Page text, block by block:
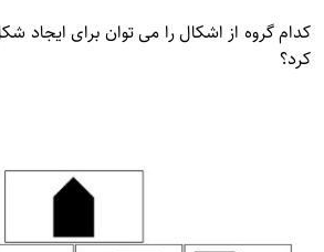
کدام گروه از اشکال را می توان برای
کرد؟